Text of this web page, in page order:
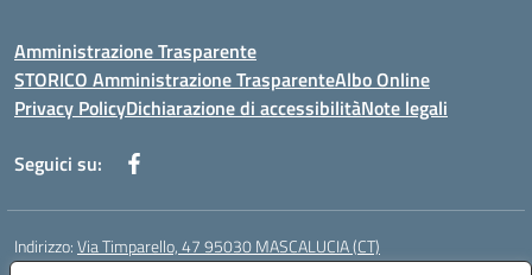
Amministrazione Trasparente
STORICO Amministrazione TrasparenteAlbo Online
Privacy PolicyDichiarazione di accessibilitàNote legali
Seguici su:
Indirizzo:Via Timparello, 47 95030 MASCALUCIA (CT)